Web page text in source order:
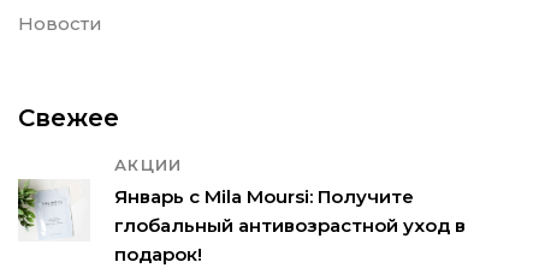
Новости
Свежее
АКЦИИ
Январь с Mila Moursi: Получите
глобальный антивозрастной уход в
подарок!